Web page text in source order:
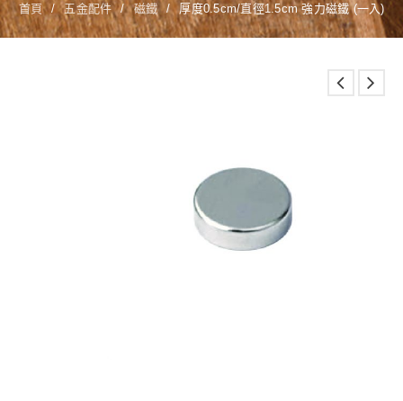
首頁 / 五金配件 / 磁鐵 / 厚度0.5cm/直徑1.5cm 強力磁鐵 (一入)